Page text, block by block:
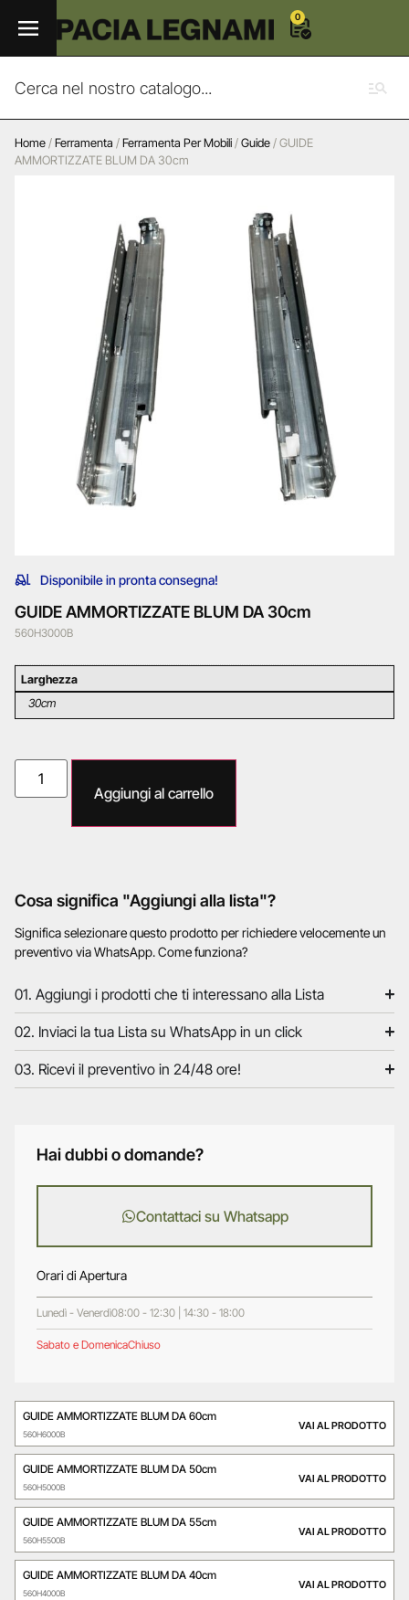
0
Home/Ferramenta /Ferramenta Per Mobili/Guide/ GUIDE
AMMORTIZZATE BLUM DA 30cm
Disponibile in pronta consegna!
GUIDE AMMORTIZZATE BLUM DA 30cm
560H3000B
Larghezza
30cm
Aggiungi al carrello
Cosa significa "Aggiungi alla lista"?
Significa selezionare questo prodotto per richiedere velocemente un
preventivo via WhatsApp. Come funziona?
01. Aggiungi i prodotti che ti interessano alla Lista
02. Inviaci la tua Lista su WhatsApp in un click
03. Ricevi il preventivo in 24/48 ore!
Hai dubbi o domande?
Contattaci su Whatsapp
Orari di Apertura
Lunedì - Venerdì08:00 - 12:30 | 14:30 - 18:00
Sabato e DomenicaChiuso
GUIDE AMMORTIZZATE BLUM DA 60cm
560H6000B
VAI AL PRODOTTO
GUIDE AMMORTIZZATE BLUM DA 50cm
560H5000B
VAI AL PRODOTTO
GUIDE AMMORTIZZATE BLUM DA 55cm
560H5500B
VAI AL PRODOTTO
GUIDE AMMORTIZZATE BLUM DA 40cm
560H4000B
VAI AL PRODOTTO